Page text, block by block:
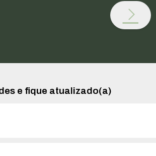
e fique atualizado(a)